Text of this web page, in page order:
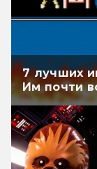
7 лучших
Им почти